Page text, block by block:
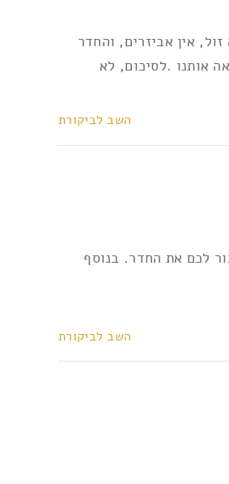
אין אביזרים, והחדר
אותנו .לסיכום, לא
השב לביקורת
לכם את החדר. בנוסף
השב לביקורת